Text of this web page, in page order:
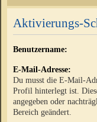
Aktivierungs-
Benutzername:
E-Mail-Adresse:
Du musst die E-Mail-
Profil hinterlegt ist.
angegeben oder
Bereich geändert.